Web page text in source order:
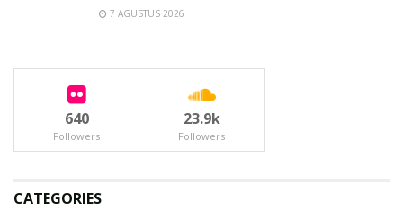
7 AGUSTUS 2026
640
Followers
23.9k
Followers
CATEGORIES